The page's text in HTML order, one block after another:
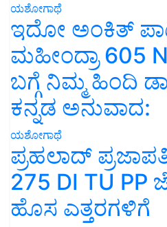
ಯಶೋಗಾಥೆ
ಇದೋ ಅಂಕಿತ್
ಮಹೀಂದ್ರಾ 605
ಬಗ್ಗೆ ನಿಮ್ಮ ಹಿಂದಿ
ಕನ್ನಡ ಅನುವಾದ:
ಯಶೋಗಾಥೆ
ಪ್ರಹಲಾದ್
275 DI TU PP
ಹೊಸ ಎತ್ತರಗಳಿಗೆ